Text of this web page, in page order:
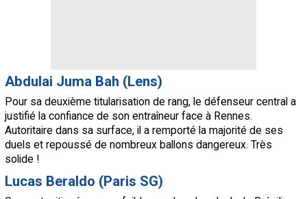
Abdulai Juma Bah (Lens)
Pour sa deuxième titularisation de rang, le défenseur central a
justifié la confiance de son entraîneur face à Rennes.
Autoritaire dans sa surface, il a remporté la majorité de ses
duels et repoussé de nombreux ballons dangereux. Très
solide !
Lucas Beraldo (Paris SG)